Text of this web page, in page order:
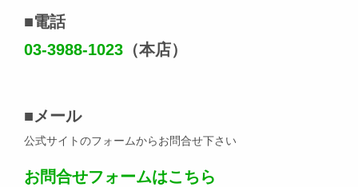
■電話
03-3988-1023 （本店）
■メール
公式サイトのフォームからお問合せ下さい
お問合せフォームはこちら